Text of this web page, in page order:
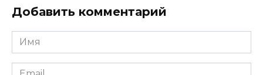
Добавить комментарий
Имя
Email